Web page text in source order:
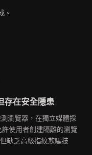
。
存在安全隱患
瀏覽器，在獨立媒體採
使用者創建隔離的瀏覽
缺乏高級指紋欺騙技